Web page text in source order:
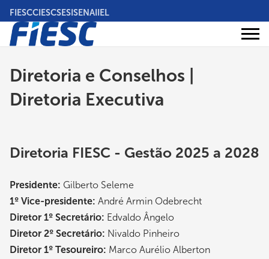
Pular
para
conteúdo
FIESCCIESCSESISENAIIEL
Áreas
Diretoria e Conselhos |
Diretoria Executiva
Diretoria FIESC - Gestão 2025 a 2028
Presidente: Gilberto Seleme
1º Vice-presidente: André Armin Odebrecht
Diretor 1º Secretário: Edvaldo Ângelo
Diretor 2º Secretário: Nivaldo Pinheiro
Diretor 1º Tesoureiro: Marco Aurélio Alberton